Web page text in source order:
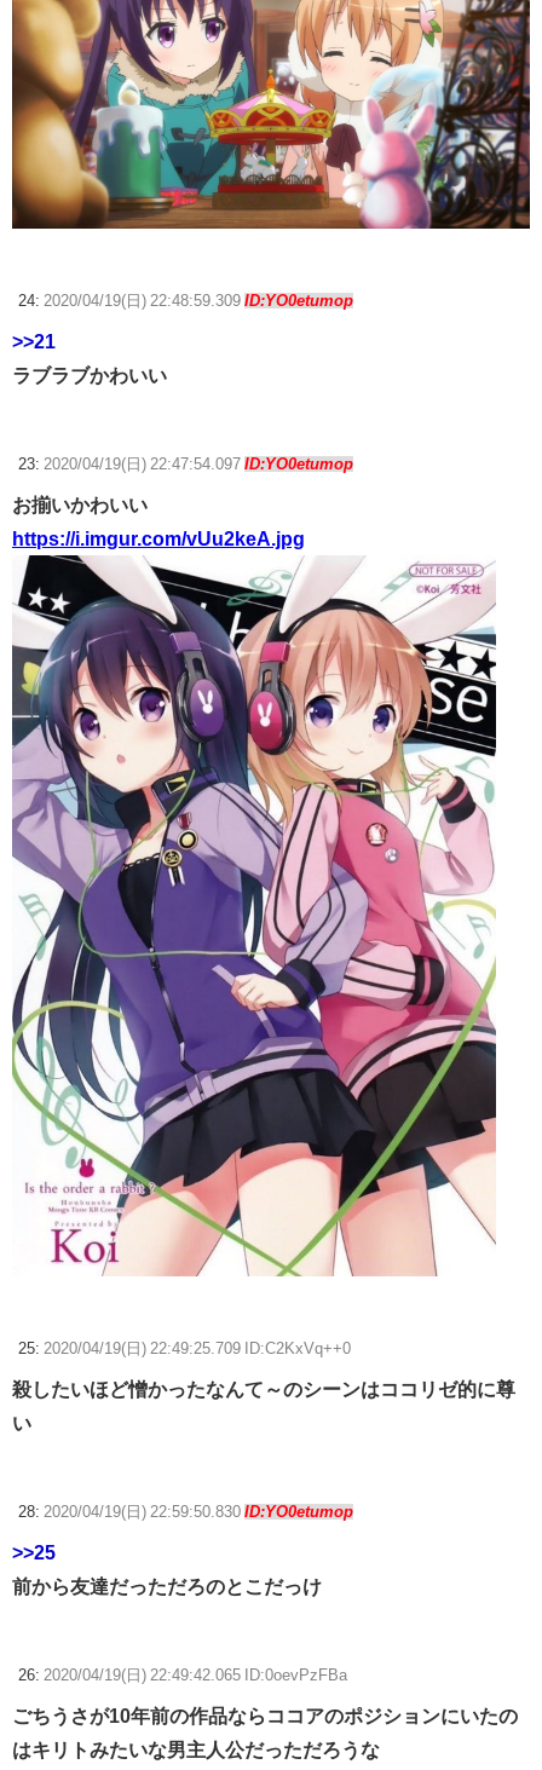
24: 2020/04/19(日) 22:48:59.309 ID:YO0etumop
>>21
ラブラブかわいい
23: 2020/04/19(日) 22:47:54.097 ID:YO0etumop
お揃いかわいい
https://i.imgur.com/vUu2keA.jpg
25: 2020/04/19(日) 22:49:25.709 ID:C2KxVq++0
殺したいほど憎かったなんて～のシーンはココリゼ的に尊
い
28: 2020/04/19(日) 22:59:50.830 ID:YO0etumop
>>25
前から友達だっただろのとこだっけ
26: 2020/04/19(日) 22:49:42.065 ID:0oevPzFBa
ごちうさが10年前の作品ならココアのポジションにいたの
はキリトみたいな男主人公だっただろうな